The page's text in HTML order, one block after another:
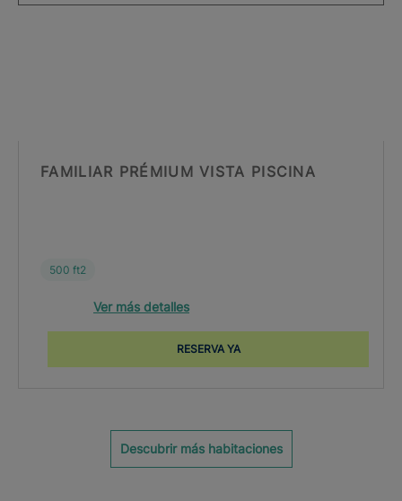
FAMILIAR PRÉMIUM VISTA PISCINA
500 ft2
Ver más detalles
RESERVA YA
Descubrir más habitaciones